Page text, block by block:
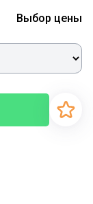
Выбор цены